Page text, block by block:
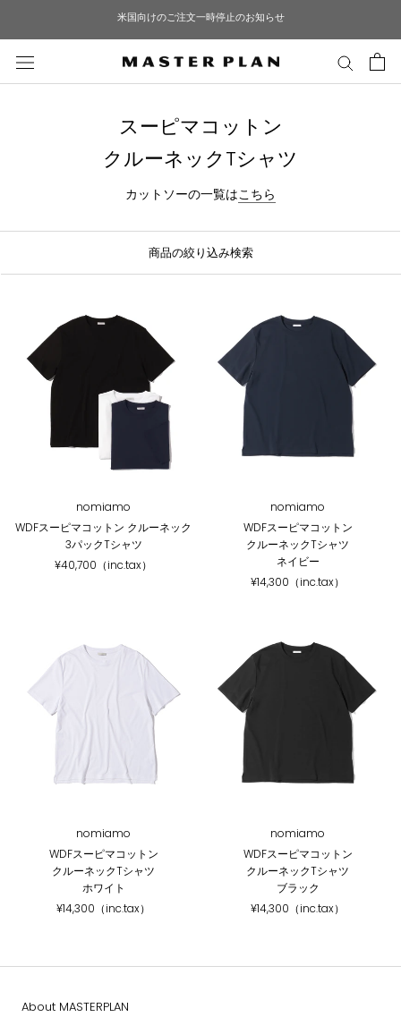
に
動
米国向けのご注文一時停止のお知らせ
スーピマコットン
クルーネックTシャツ
カットソーの一覧はこちら
商品の絞り込み検索
nomiamo
WDFスーピマコットン クルーネック
3パックTシャツ
¥40,700（inc.tax）
nomiamo
WDFスーピマコットン
クルーネックTシャツ
ネイビー
¥14,300（inc.tax）
nomiamo
WDFスーピマコットン
クルーネックTシャツ
ホワイト
¥14,300（inc.tax）
nomiamo
WDFスーピマコットン
クルーネックTシャツ
ブラック
¥14,300（inc.tax）
About MASTERPLAN